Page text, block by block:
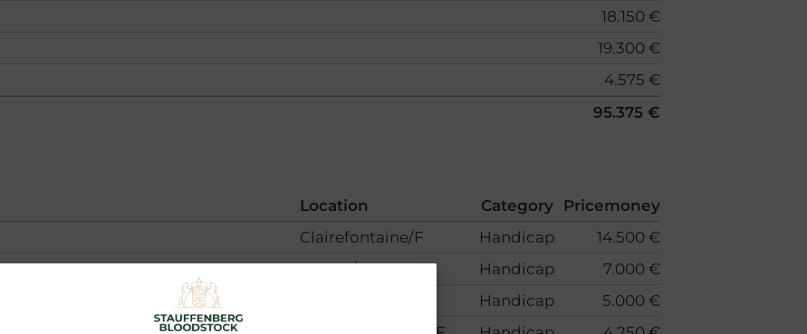
18.150 €
19.300 €
4.575 €
95.375 €
Location Category
Pricemoney
Clairefontaine/F Handicap
14.500 €
Evreux/F Handicap
7.000 €
Handicap
5.000 €